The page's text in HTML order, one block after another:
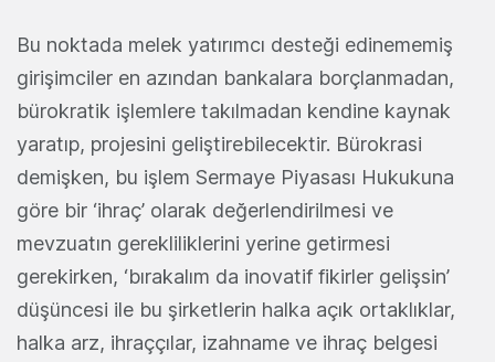
Bu noktada melek yatırımcı desteği edinememiş
girişimciler en azından bankalara borçlanmadan,
bürokratik işlemlere takılmadan kendine kaynak
yaratıp, projesini geliştirebilecektir. Bürokrasi
demişken, bu işlem Sermaye Piyasası Hukukuna
göre bir ‘ihraç’ olarak değerlendirilmesi ve
mevzuatın gerekliliklerini yerine getirmesi
gerekirken, ‘bırakalım da inovatif fikirler gelişsin’
düşüncesi ile bu şirketlerin halka açık ortaklıklar,
halka arz, ihraççılar, izahname ve ihraç belgesi